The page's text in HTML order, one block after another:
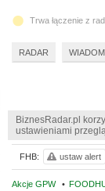
BiznesRadar.pl
ustawieniami
Akcje GPW •
FHB: ustaw alert
Trwa łączenie z
RADAR